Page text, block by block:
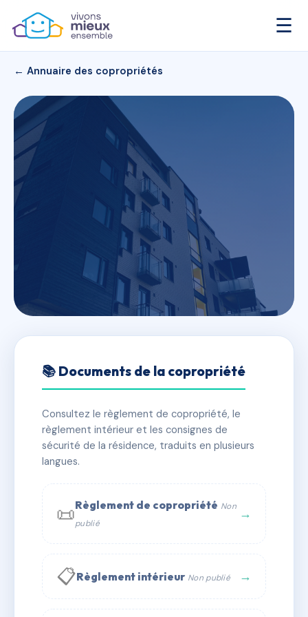
☰
← Annuaire des copropriétés
0542 42 RUE DANTON
✓ Immatriculée 🏠 20 lots 🏗 1 bâtiment(s)
📞 Contacter Syndic Digital
📚 Documents de la copropriété
Consultez le règlement de copropriété, le
règlement intérieur et les consignes de
sécurité de la résidence, traduits en plusieurs
langues.
📜Règlement de copropriété Non
publié
→
📋Règlement intérieur Non publié →